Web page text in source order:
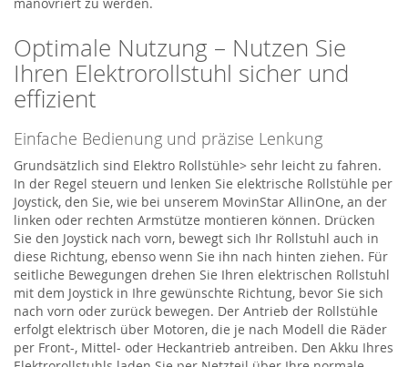
Optimale Nutzung – Nutzen Sie
Ihren Elektrorollstuhl sicher und
effizient
Einfache Bedienung und präzise Lenkung
Grundsätzlich sind Elektro Rollstühle> sehr leicht zu fahren.
In der Regel steuern und lenken Sie elektrische Rollstühle per
Joystick, den Sie, wie bei unserem MovinStar AllinOne, an der
linken oder rechten Armstütze montieren können. Drücken
Sie den Joystick nach vorn, bewegt sich Ihr Rollstuhl auch in
diese Richtung, ebenso wenn Sie ihn nach hinten ziehen. Für
seitliche Bewegungen drehen Sie Ihren elektrischen Rollstuhl
mit dem Joystick in Ihre gewünschte Richtung, bevor Sie sich
nach vorn oder zurück bewegen. Der Antrieb der Rollstühle
erfolgt elektrisch über Motoren, die je nach Modell die Räder
per Front-, Mittel- oder Heckantrieb antreiben. Den Akku Ihres